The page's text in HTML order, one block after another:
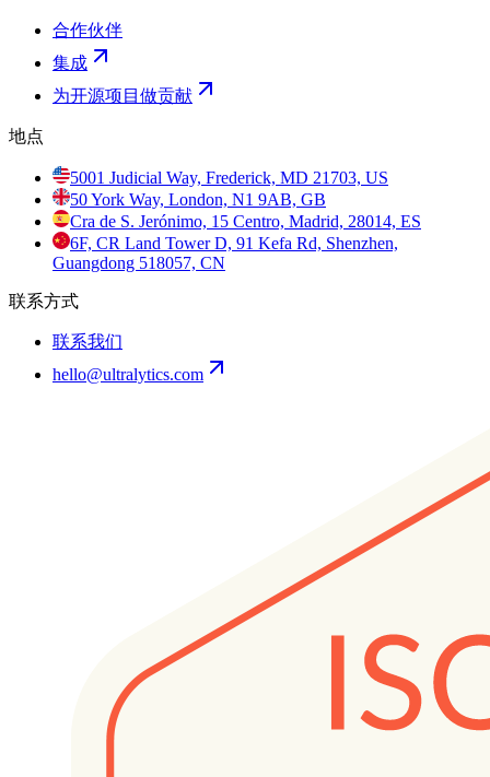
合作伙伴
集成
为开源项目做贡献
地点
5001 Judicial Way, Frederick, MD 21703, US
50 York Way, London, N1 9AB, GB
Cra de S. Jerónimo, 15 Centro, Madrid, 28014, ES
6F, CR Land Tower D, 91 Kefa Rd, Shenzhen,
Guangdong 518057, CN
联系方式
联系我们
hello@ultralytics.com